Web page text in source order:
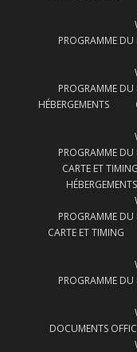
PROGRAMME DU
PROGRAMME DU
HÉBERGEMENTS
PROGRAMME DU
CARTE ET TIMING
HÉBERGEMENTS
PROGRAMME DU
CARTE ET TIMING
PROGRAMME DU
DOCUMENTS